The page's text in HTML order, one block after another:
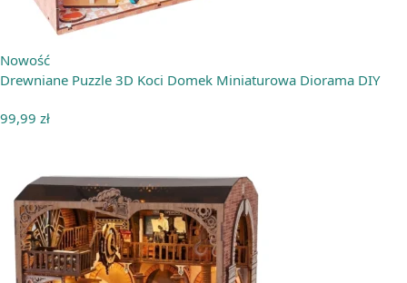
Nowość
Drewniane Puzzle 3D Koci Domek Miniaturowa Diorama DIY
99,99 zł